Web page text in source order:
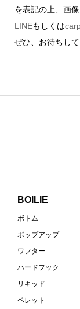
を表記の上、画
LINEもしくは
ぜひ、お待ちして
BOILIE
ボトム
ポップアップ
ワフター
ハードフック
リキッド
ペレット